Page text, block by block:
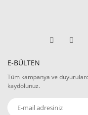
E-BÜLTEN
Tüm kampanya ve
kaydolunuz.